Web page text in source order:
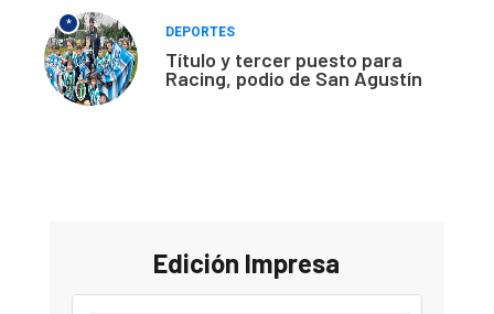
*
DEPORTES
Título y tercer puesto para
Racing, podio de San Agustín
Edición Impresa